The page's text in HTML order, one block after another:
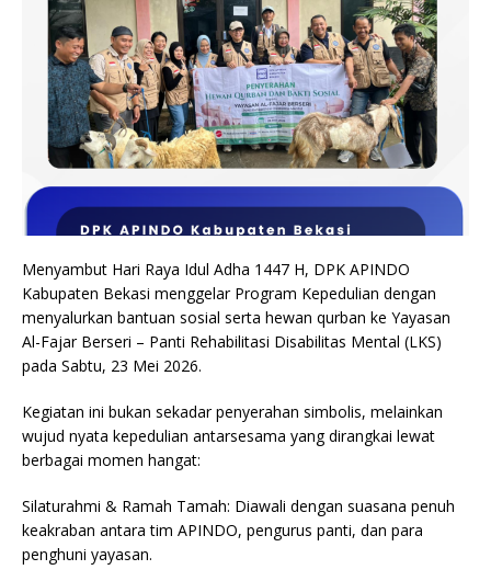
Menyambut Hari Raya Idul Adha 1447 H, DPK APINDO
Kabupaten Bekasi menggelar Program Kepedulian dengan
menyalurkan bantuan sosial serta hewan qurban ke Yayasan
Al-Fajar Berseri – Panti Rehabilitasi Disabilitas Mental (LKS)
pada Sabtu, 23 Mei 2026.
Kegiatan ini bukan sekadar penyerahan simbolis, melainkan
wujud nyata kepedulian antarsesama yang dirangkai lewat
berbagai momen hangat:
Silaturahmi & Ramah Tamah: Diawali dengan suasana penuh
keakraban antara tim APINDO, pengurus panti, dan para
penghuni yayasan.